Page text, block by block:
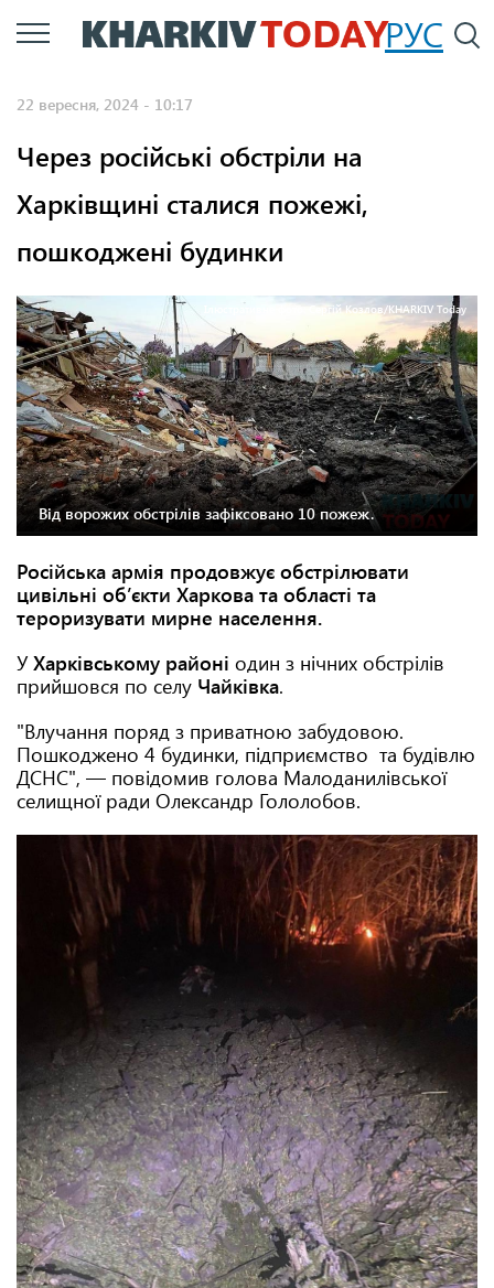
Перейти
до
РУС
22 вересня, 2024 - 10:17
Через російські обстріли на
Харківщині сталися пожежі,
пошкоджені будинки
Ілюстративне фото: Сергій Козлов/KHARKIV Today
Від ворожих обстрілів зафіксовано 10 пожеж.
Російська армія продовжує обстрілювати
цивільні об’єкти Харкова та області та
тероризувати мирне населення.
УХарківському районі один з нічних обстрілів
прийшовся по селу Чайківка.
"Влучання поряд з приватною забудовою.
Пошкоджено 4 будинки, підприємство та будівлю
ДСНС", — повідомив голова Малоданилівської
селищної ради Олександр Гололобов.